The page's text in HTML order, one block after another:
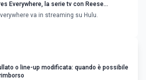
Everywhere, la serie tv con Reese
e Kerry Washington
va in streaming su Hulu.
o line-up modificata: quando è possibile